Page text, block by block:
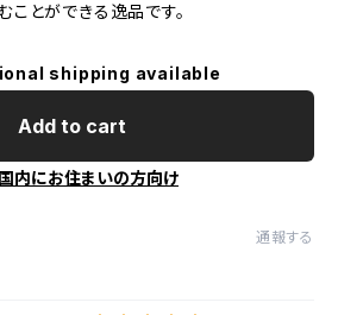
とができる逸品です。
shipping available
Add to cart
内にお住まいの方向け
通報する